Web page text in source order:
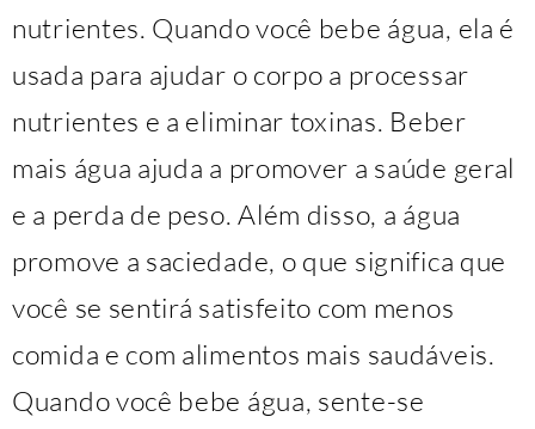
nutrientes. Quando você bebe água, ela é
usada para ajudar o corpo a processar
nutrientes e a eliminar toxinas. Beber
mais água ajuda a promover a saúde geral
e a perda de peso. Além disso, a água
promove a saciedade, o que significa que
você se sentirá satisfeito com menos
comida e com alimentos mais saudáveis.
Quando você bebe água, sente-se